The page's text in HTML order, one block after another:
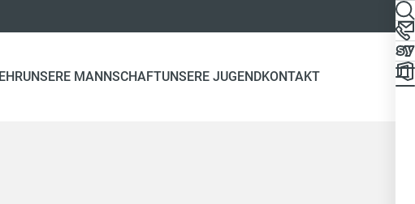
UNSERE MANNSCHAFTUNSERE JUGENDKONTAKT